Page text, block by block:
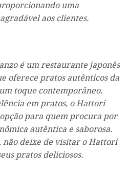
uma
aos clientes.
é um restaurante japonês
oferece pratos autênticos da
toque contemporâneo.
em pratos, o Hattori
para quem procura por
autêntica e saborosa.
não deixe de visitar o Hattori
pratos deliciosos.